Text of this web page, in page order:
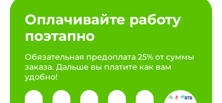
Оплачивайте работу
поэтапно
Обязательная предоплата 25% от суммы
заказа. Дальше вы платите как вам
удобно!